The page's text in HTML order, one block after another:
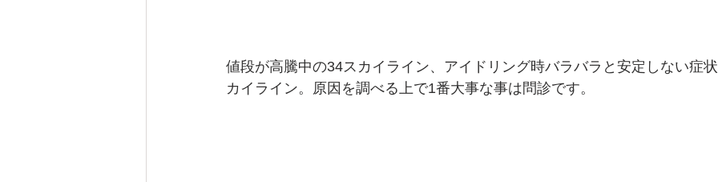
値段が高騰中の34スカイライン、アイドリング時バラバラと安定しない症
カイライン。原因を調べる上で1番大事な事は問診です。